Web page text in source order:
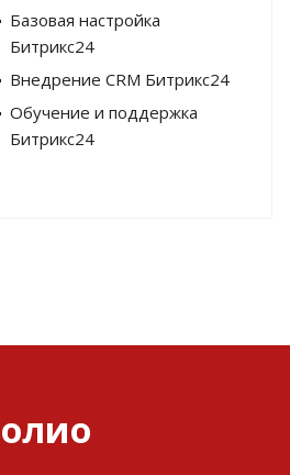
Базовая настройка
Битрикс24
Внедрение CRM Битрикс24
Обучение и поддержка
Битрикс24